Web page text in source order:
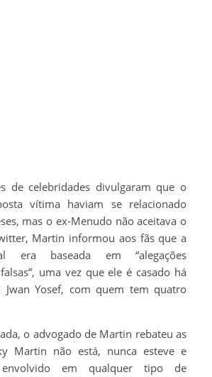
de celebridades divulgaram que o
vítima haviam se relacionado
mas o ex-Menudo não aceitava o
Martin informou aos fãs que a
era baseada em “alegações
uma vez que ele é casado há
Jwan Yosef, com quem tem quatro
o advogado de Martin rebateu as
Martin não está, nunca esteve e
em qualquer tipo de